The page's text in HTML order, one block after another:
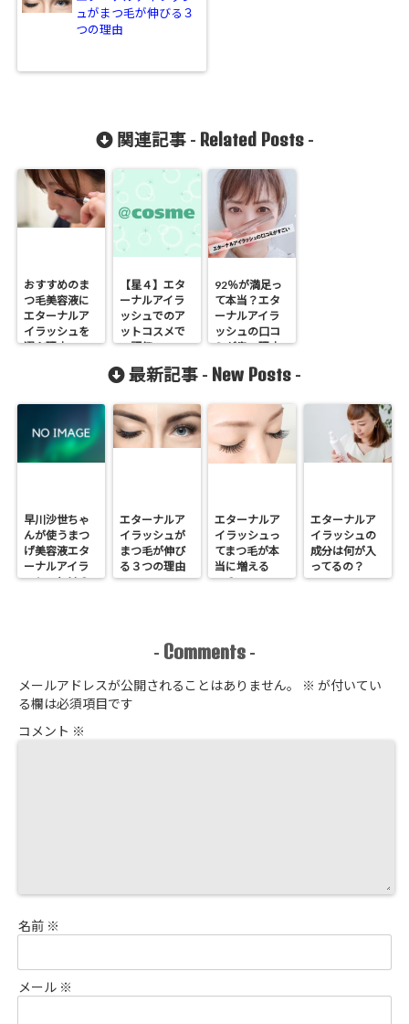
ュがまつ毛が伸びる３
つの理由
関連記事 - Related Posts-
おすすめのま
つ毛美容液に
エターナルア
イラッシュを
選ぶ理由
【星４】エタ
ーナルアイラ
ッシュでのア
ットコスメで
の評価
92％が満足っ
て本当？エタ
ーナルアイラ
ッシュの口コ
ミが良い理由
最新記事 - New Posts -
早川沙世ちゃ
んが使うまつ
げ美容液エタ
ーナルアイラ
ッシュとは？
エターナルア
イラッシュが
まつ毛が伸び
る３つの理由
エターナルア
イラッシュっ
てまつ毛が本
当に増える
の？
エターナルア
イラッシュの
成分は何が入
ってるの？
- Comments -
メールアドレスが公開されることはありません。 ※ が付いてい
る欄は必須項目です
コメント ※
名前 ※
メール ※